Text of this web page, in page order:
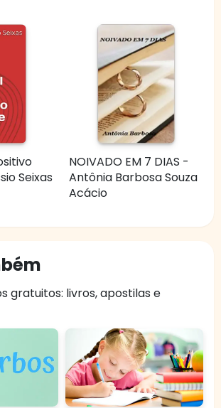
Seixas
NOIVADO EM 7 DIAS -
Antônia Barbosa Souza
Acácio
gratuitos: livros, apostilas e